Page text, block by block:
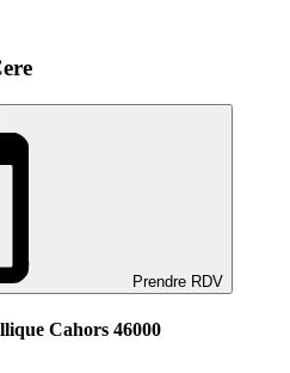
Prendre RDV
Cahors 46000